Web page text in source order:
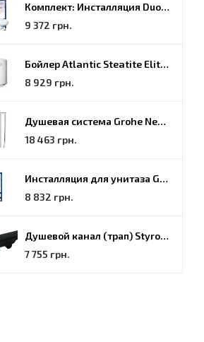
Комплект: Инсталляция Duofix PRO 20 + унитаз Kolo Idol (118.315.21.2)
9 372 грн.
Бойлер Atlantic Steatite Elite VM 080 D400 2 BC, 80 (851188)
8 929 грн.
Душевая система Grohe New Tempesta Cosmopolitan (27922000)
18 463 грн.
Инсталляция для унитаза Grohe Rapid SL (38772001)
8 832 грн.
Душевой канал (трап) Styron, решётка Гармония, 70 (STY-H-70-FF)
7 755 грн.